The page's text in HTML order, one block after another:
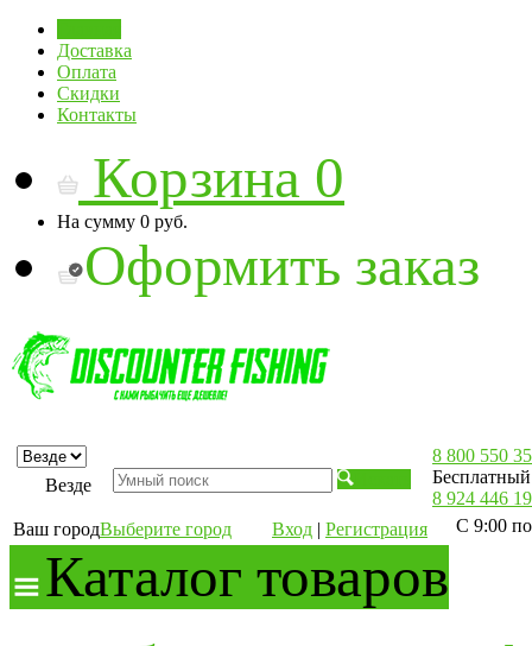
Доставка
Оплата
Скидки
Контакты
Корзина 0
На сумму 0 руб.
Оформить заказ
Везде
Ваш городВыберите город Вход | Регистрация
8 800 550
8 924 446
С 9:00
Каталог товаров